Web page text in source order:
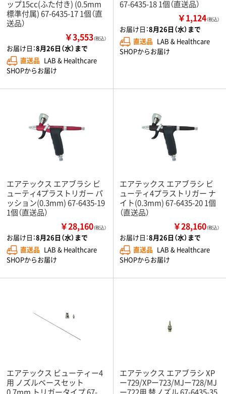
ップ15cc(ふた付き) (0.5mm
標準付属) 67-6435-17 1個（直
送品）
￥3,553（税込）
お届け日：8月26日（水）まで
直送品 LAB & Healthcare
SHOPからお届け
67-6435-18 1個（直送品）
￥1,124（税込）
お届け日：8月26日（水）まで
直送品 LAB & Healthcare
SHOPからお届け
エアテックス エアブラシ ビ
ューティ4プラストリガー パ
ッション(0.3mm) 67-6435-19
1個（直送品）
￥28,160（税込）
お届け日：8月26日（水）まで
直送品 LAB & Healthcare
SHOPからお届け
エアテックス エアブラシ ビ
ューティ4プラストリガー ナ
イト(0.3mm) 67-6435-20 1個
（直送品）
￥28,160（税込）
お届け日：8月26日（水）まで
直送品 LAB & Healthcare
SHOPからお届け
エアテックス ビューティー4
用 ノズルベースセット
エアテックス エアブラシ XP
ー729/XPー723/MJー728/MJ